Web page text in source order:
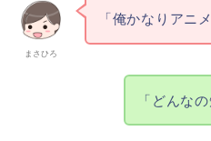
まさひろ
「俺かなりアニ
「どんな